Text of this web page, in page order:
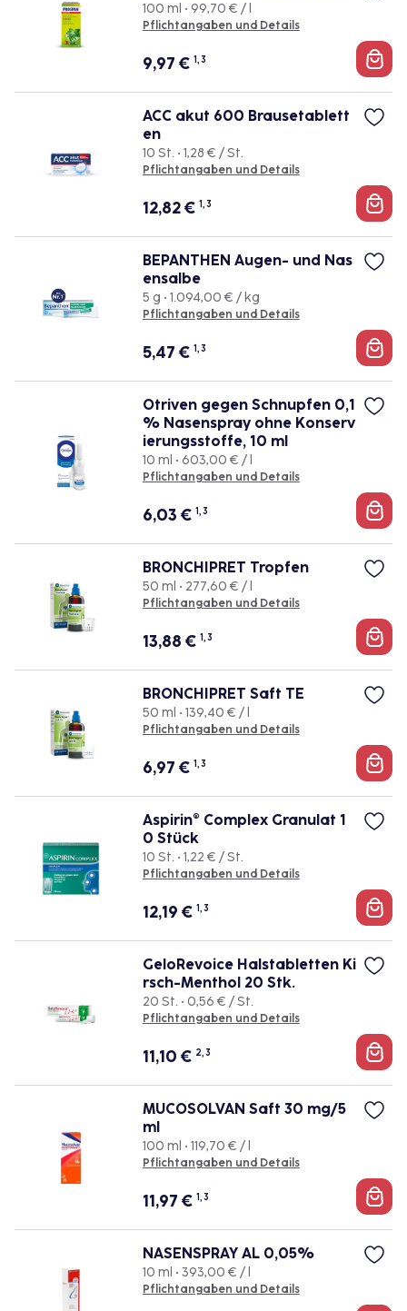
100 ml • 99,70 € / l
Pflichtangaben und Details
9,97 € 1, 3
ACC akut 600 Brausetablett
en
10 St. • 1,28 € / St.
Pflichtangaben und Details
12,82€ 1, 3
BEPANTHEN Augen- und Nas
ensalbe
5 g • 1.094,00 € / kg
Pflichtangaben und Details
5,47 € 1, 3
Otriven gegen Schnupfen 0,1
% Nasenspray ohne Konserv
ierungsstoffe, 10 ml
10 ml • 603,00 € / l
Pflichtangaben und Details
6,03 € 1, 3
BRONCHIPRET Tropfen
50 ml • 277,60 € / l
Pflichtangaben und Details
13,88 € 1, 3
BRONCHIPRET Saft TE
50 ml • 139,40 € / l
Pflichtangaben und Details
6,97 € 1, 3
Aspirin® Complex Granulat 1
0 Stück
10 St. • 1,22 € / St.
Pflichtangaben und Details
12,19 € 1, 3
GeloRevoice Halstabletten Ki
rsch-Menthol 20 Stk.
20 St. • 0,56 € / St.
Pflichtangaben und Details
11,10 € 2, 3
MUCOSOLVAN Saft 30 mg/5
ml
100 ml • 119,70 € / l
Pflichtangaben und Details
11,97 € 1, 3
NASENSPRAY AL 0,05%
10 ml • 393,00 € / l
Pflichtangaben und Details